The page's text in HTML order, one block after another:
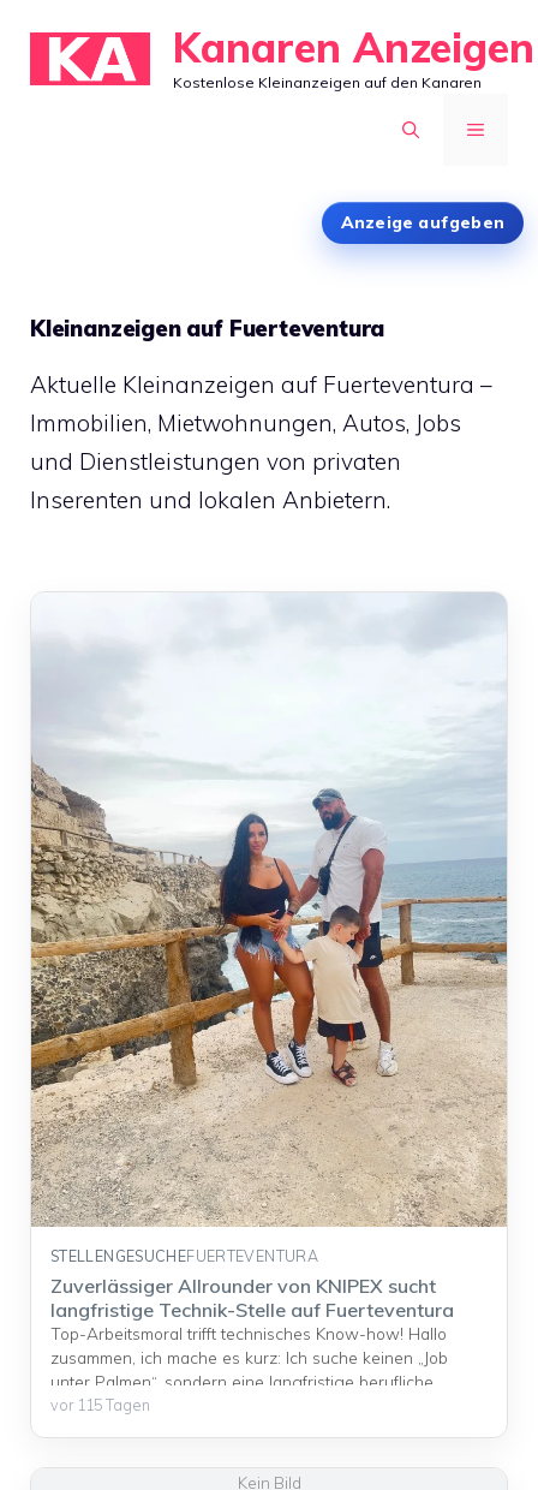
Inhalt
springen
Kanaren Anzeigen
Kostenlose Kleinanzeigen auf den Kanaren
MENÜ
Anzeige aufgeben
Kleinanzeigen auf Fuerteventura
Aktuelle Kleinanzeigen auf Fuerteventura –
Immobilien, Mietwohnungen, Autos, Jobs
und Dienstleistungen von privaten
Inserenten und lokalen Anbietern.
STELLENGESUCHEFUERTEVENTURA
Zuverlässiger Allrounder von KNIPEX sucht
langfristige Technik-Stelle auf Fuerteventura
Top-Arbeitsmoral trifft technisches Know-how! Hallo
zusammen, ich mache es kurz: Ich suche keinen „Job
unter Palmen“, sondern eine langfristige berufliche
Perspektive bei einem Betrieb, der Wert auf deutsche
langfristige Technik-Stelle auf Fuerteventura"
vor 115 Tagen